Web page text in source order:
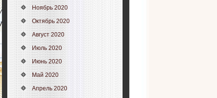
Ноябрь 2020
Октябрь 2020
Август 2020
Июль 2020
Июнь 2020
Май 2020
Апрель 2020